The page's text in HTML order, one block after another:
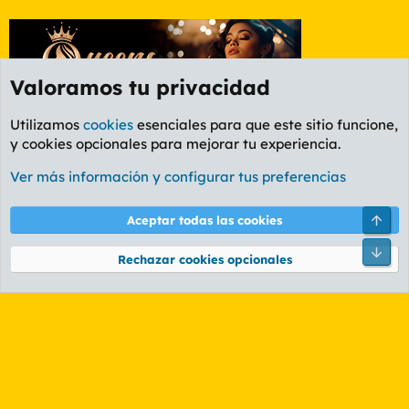
Foro Informática y Videojuegos
Cookies
PL OLDSTYLE AMARILLO
Términos y reglas Política de privacidad Ayuda
Community platform by XenForo® © 2010-2026 XenForo Ltd.
Valoramos tu privacidad
Utilizamos cookies esenciales para que este sitio funcione,
y cookies opcionales para mejorar tu experiencia.
Ver más información y configurar tus preferencias
Aceptar todas las cookies
Rechazar cookies opcionales
Pie